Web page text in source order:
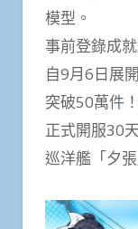
模型。
事前登錄成
自9月6日展
突破50萬件
正式開服30
巡洋艦「夕